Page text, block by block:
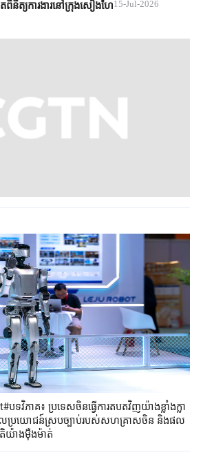
និត្យការងារនៅក្រុងសៀងហៃ15-Jul-2026
ទវិភាគ៖ ប្រទេសចិនធ្វើការតបតវិញយ៉ាងខ្លាំងក្លា
ផលប្រយោជន៍ស្របច្បាប់របស់សហគ្រាសចិន និងផល
យ៉ាងម៉ឺងម៉ាត់